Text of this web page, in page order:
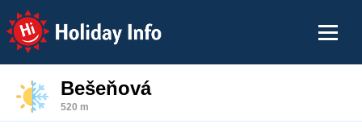
Holiday Info
Bešeňová
520 m